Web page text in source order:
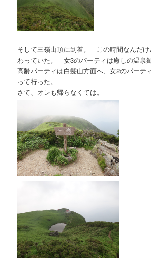
そして三嶺山頂に到着。 この時間なんだ
わっていた。 女3のパーティは癒しの温泉
高齢パーティは白髪山方面へ、女2のパーテ
って行った。
さて、オレも帰らなくては。